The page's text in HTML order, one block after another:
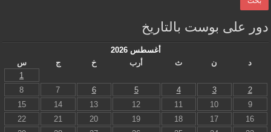
دور على بوست بالتاريخ
أغسطس 2026
د
ن ث أرب خ ج
س
1
2
3
4
5
6
7
8
9
10
11
12
13
14
15
16
17
18
19
20
21
22